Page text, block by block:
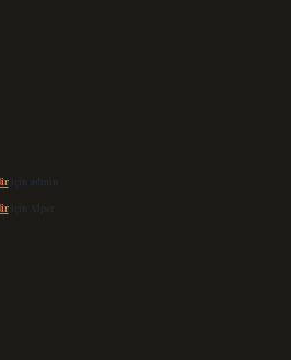
için admin
için Alper